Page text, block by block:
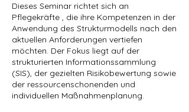
Dieses Seminar richtet sich an
Pflegekräfte , die ihre Kompetenzen in der
Anwendung des Strukturmodells nach den
aktuellen Anforderungen vertiefen
möchten. Der Fokus liegt auf der
strukturierten Informationssammlung
(SIS), der gezielten Risikobewertung sowie
der ressourcenschonenden und
individuellen Maßnahmenplanung.